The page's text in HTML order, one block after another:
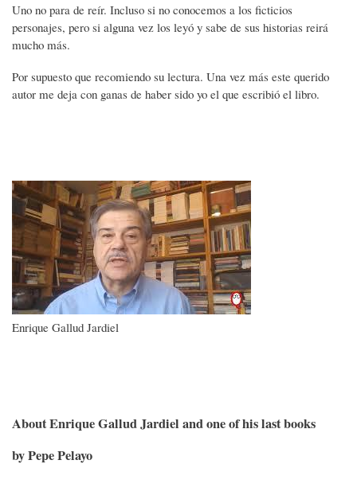
Uno no para de reír. Incluso si no conocemos a los ficticios
personajes, pero si alguna vez los leyó y sabe de sus historias reirá
mucho más.
Por supuesto que recomiendo su lectura. Una vez más este querido
autor me deja con ganas de haber sido yo el que escribió el libro.
Imagen
Enrique Gallud Jardiel
About Enrique Gallud Jardiel and one of his last books
by Pepe Pelayo